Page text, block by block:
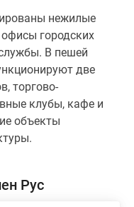
нежилые
городских
В пешей
две
торгово-
клубы, кафе и
объекты
Рус